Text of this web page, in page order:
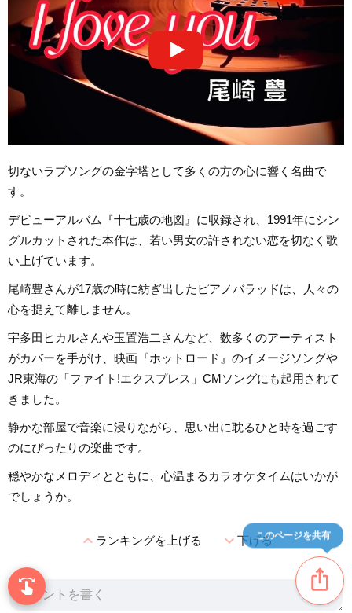
切ないラブソングの金字塔として多くの方の心に響く名曲で
す。
デビューアルバム『十七歳の地図』に収録され、1991年にシン
グルカットされた本作は、若い男女の許されない恋を切なく歌
い上げています。
尾崎豊さんが17歳の時に紡ぎ出したピアノバラッドは、人々の
心を捉えて離しません。
宇多田ヒカルさんや玉置浩二さんなど、数多くのアーティスト
がカバーを手がけ、映画『ホットロード』のイメージソングや
JR東海の「ファイト!エクスプレス」CMソングにも起用されて
きました。
静かな部屋で音楽に浸りながら、思い出に耽るひと時を過ごす
のにぴったりの楽曲です。
穏やかなメロディとともに、心温まるカラオケタイムはいかが
でしょうか。
expand_lessランキングを上げる expand_more下げる
ios_share
このページを共有
swipe 指先で音楽をブラウズ